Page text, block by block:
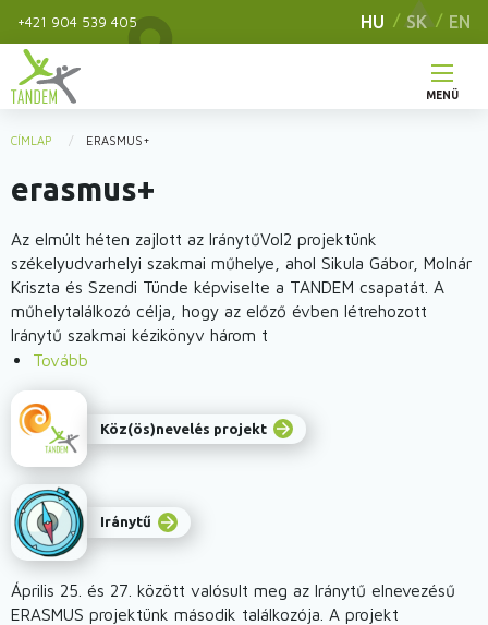
tartalomra
+421 904 539 405 HU SK EN
Main
MENÜ
are
CÍMLAP ERASMUS+
erasmus+
Az elmúlt héten zajlott az IránytűVol2 projektünk
székelyudvarhelyi szakmai műhelye, ahol Sikula Gábor, Molnár
Kriszta és Szendi Tünde képviselte a TANDEM csapatát. A
műhelytalálkozó célja, hogy az előző évben létrehozott
Iránytű szakmai kézikönyv három t
Tovább
navigált
Köz(ös)nevelés projekt arrow_forward
Iránytű arrow_forward
Április 25. és 27. között valósult meg az Iránytű elnevezésű
ERASMUS projektünk második találkozója. A projekt